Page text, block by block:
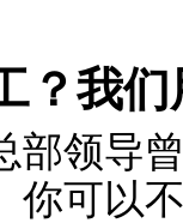
？我
领导曾
你可以